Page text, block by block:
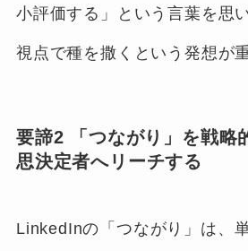
小評価する」という言葉を思
視点で種を撒くという発想が
要諦2 「つながり」を戦略
思決定者へリーチする
LinkedInの「つながり」は、